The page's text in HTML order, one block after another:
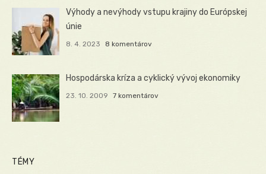
Výhody a nevýhody vstupu krajiny do Európskej
únie
8. 4. 2023 8 komentárov
Hospodárska kríza a cyklický vývoj ekonomiky
23. 10. 2009 7 komentárov
TÉMY